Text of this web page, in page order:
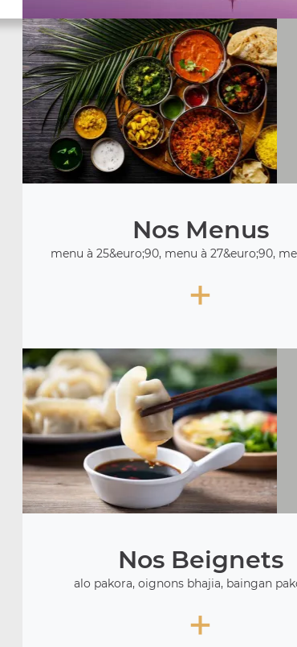
Nos Menus
menu à 25&euro;90, menu à 27&euro;90,
+
Nos Beignets
alo pakora, oignons bhajia, baingan
+